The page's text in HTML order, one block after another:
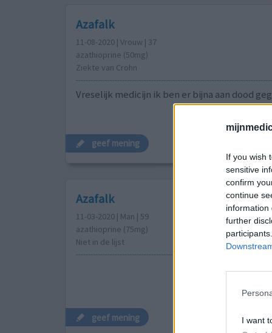
If you wish
sensitive
confirm
continue
information
further
I want
Azafalk
11-08-2020 | Vrouw | 37
azathioprine (50mg)
Ziekte van Crohn
Vreselijk medicijn ik ben er bijna aan dood
geef mening
Azafalk
11-03-2020 | Man | 59
azathioprine (75mg)
Niet in de lijst
geef mening